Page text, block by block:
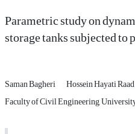
Parametric study on
storage tanks subjected
Saman Bagheri
Hossein Hayati Raad
Faculty of Civil Engineering,